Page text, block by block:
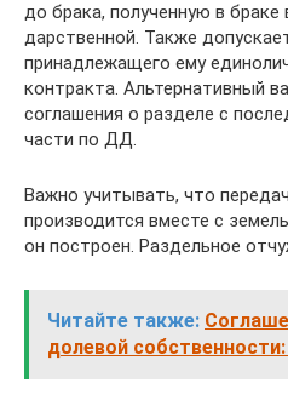
до брака, полученную в браке
дарственной. Также
принадлежащего ему
контракта. Альтернативный
соглашения о разделе с
части по ДД.
Важно учитывать, что
производится вместе с
он построен. Раздельное
Читайте также:
долевой